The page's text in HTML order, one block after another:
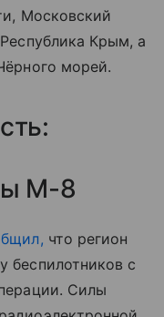
Московский
Крым, а
морей.
М-8
что регион
беспилотников с
Силы